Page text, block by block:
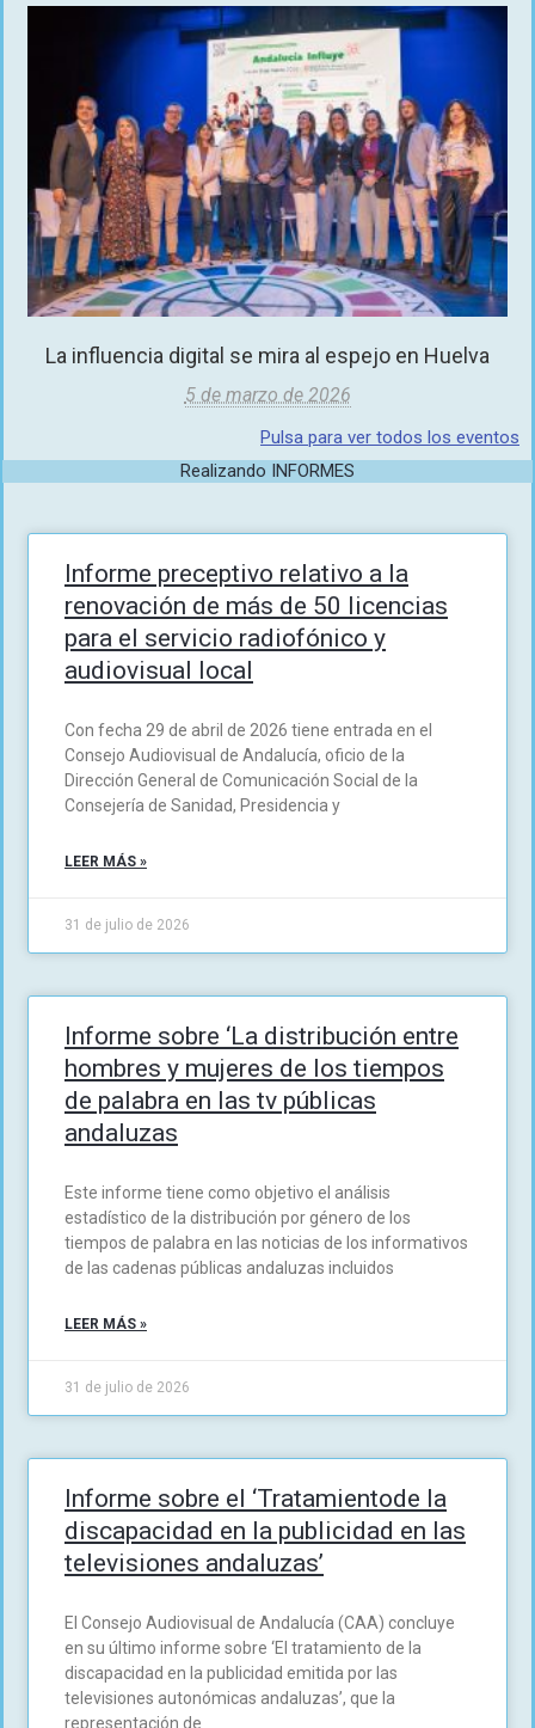
La influencia digital se mira al espejo en Huelva
5 de marzo de 2026
Pulsa para ver todos los eventos
Realizando INFORMES
Informe preceptivo relativo a la
renovación de más de 50 licencias
para el servicio radiofónico y
audiovisual local
Con fecha 29 de abril de 2026 tiene entrada en el
Consejo Audiovisual de Andalucía, oficio de la
Dirección General de Comunicación Social de la
Consejería de Sanidad, Presidencia y
LEER MÁS »
31 de julio de 2026
Informe sobre ‘La distribución entre
hombres y mujeres de los tiempos
de palabra en las tv públicas
andaluzas
Este informe tiene como objetivo el análisis
estadístico de la distribución por género de los
tiempos de palabra en las noticias de los informativos
de las cadenas públicas andaluzas incluidos
LEER MÁS »
31 de julio de 2026
Informe sobre el ‘Tratamientode la
discapacidad en la publicidad en las
televisiones andaluzas’
El Consejo Audiovisual de Andalucía (CAA) concluye
en su último informe sobre ‘El tratamiento de la
discapacidad en la publicidad emitida por las
televisiones autonómicas andaluzas’, que la
representación de